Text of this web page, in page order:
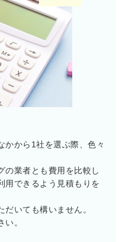
かから1社を選ぶ際、色々
の業者とも費用を比較し
用できるよう見積もりを
いても構いません。
。